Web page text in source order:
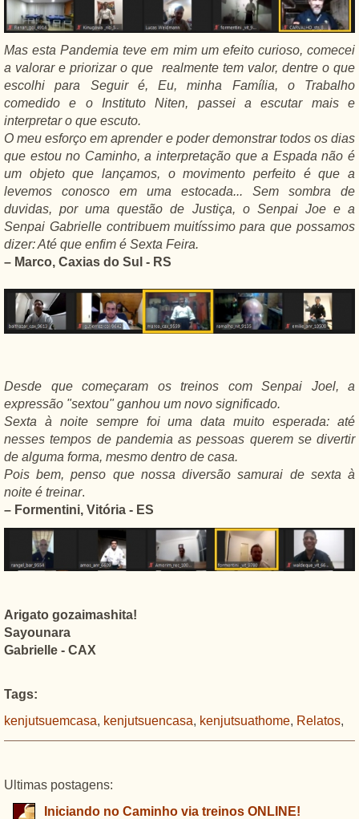
Mas esta Pandemia teve em mim um efeito curioso, comecei
a valorar e priorizar o que realmente tem valor, dentre o que
escolhi para Seguir é, Eu, minha Família, o Trabalho
comedido e o Instituto Niten, passei a escutar mais e
interpretar o que escuto.
O meu esforço em aprender e poder demonstrar todos os dias
que estou no Caminho, a interpretação que a Espada não é
um objeto que lançamos, o movimento perfeito é que a
levemos conosco em uma estocada... Sem sombra de
duvidas, por uma questão de Justiça, o Senpai Joe e a
Senpai Gabrielle contribuem muitíssimo para que possamos
dizer: Até que enfim é Sexta Feira.
– Marco, Caxias do Sul - RS
Desde que começaram os treinos com Senpai Joel, a
expressão "sextou" ganhou um novo significado.
Sexta à noite sempre foi uma data muito esperada: até
nesses tempos de pandemia as pessoas querem se divertir
de alguma forma, mesmo dentro de casa.
Pois bem, penso que nossa diversão samurai de sexta à
noite é treinar.
– Formentini, Vitória - ES
Arigato gozaimashita!
Sayounara
Gabrielle - CAX
Tags:
kenjutsuemcasa, kenjutsuencasa, kenjutsuathome, Relatos,
Ultimas postagens:
Iniciando no Caminho via treinos ONLINE!